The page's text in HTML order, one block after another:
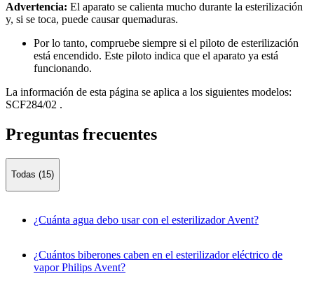
Advertencia: El aparato se calienta mucho durante la esterilización
y, si se toca, puede causar quemaduras.
Por lo tanto, compruebe siempre si el piloto de esterilización
está encendido. Este piloto indica que el aparato ya está
funcionando.
La información de esta página se aplica a los siguientes modelos:
SCF284/02 .
Preguntas frecuentes
Todas (15)
¿Cuánta agua debo usar con el esterilizador Avent?
¿Cuántos biberones caben en el esterilizador eléctrico de
vapor Philips Avent?